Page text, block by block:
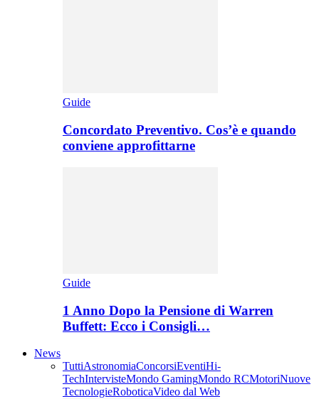
Guide
Concordato Preventivo. Cos’è e quando
conviene approfittarne
Guide
1 Anno Dopo la Pensione di Warren
Buffett: Ecco i Consigli…
News
TuttiAstronomiaConcorsiEventiHi-
TechIntervisteMondo GamingMondo RCMotoriNuove
TecnologieRoboticaVideo dal Web